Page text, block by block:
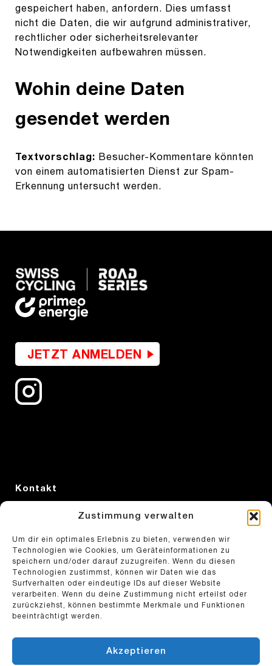
Zustimmung verwalten
Um dir ein optimales Erlebnis zu bieten, verwenden wir
Technologien wie Cookies, um Geräteinformationen zu
speichern und/oder darauf zuzugreifen. Wenn du diesen
Technologien zustimmst, können wir Daten wie das
Surfverhalten oder eindeutige IDs auf dieser Website
verarbeiten. Wenn du deine Zustimmung nicht erteilst oder
zurückziehst, können bestimmte Merkmale und Funktionen
beeinträchtigt werden.
Akzeptieren
gespeichert haben, anfordern. Dies umfasst
nicht die Daten, die wir aufgrund administrativer,
rechtlicher oder sicherheitsrelevanter
Notwendigkeiten aufbewahren müssen.
Wohin deine Daten
gesendet werden
Textvorschlag:
Besucher-Kommentare könnten
von einem automatisierten Dienst zur Spam-
Erkennung untersucht werden.
JETZT ANMELDEN
Kontakt
CH-2540 Grenchen
T+41 31 359 72 33
sport@swiss-cycling.ch
© 2026 Swiss Cycling